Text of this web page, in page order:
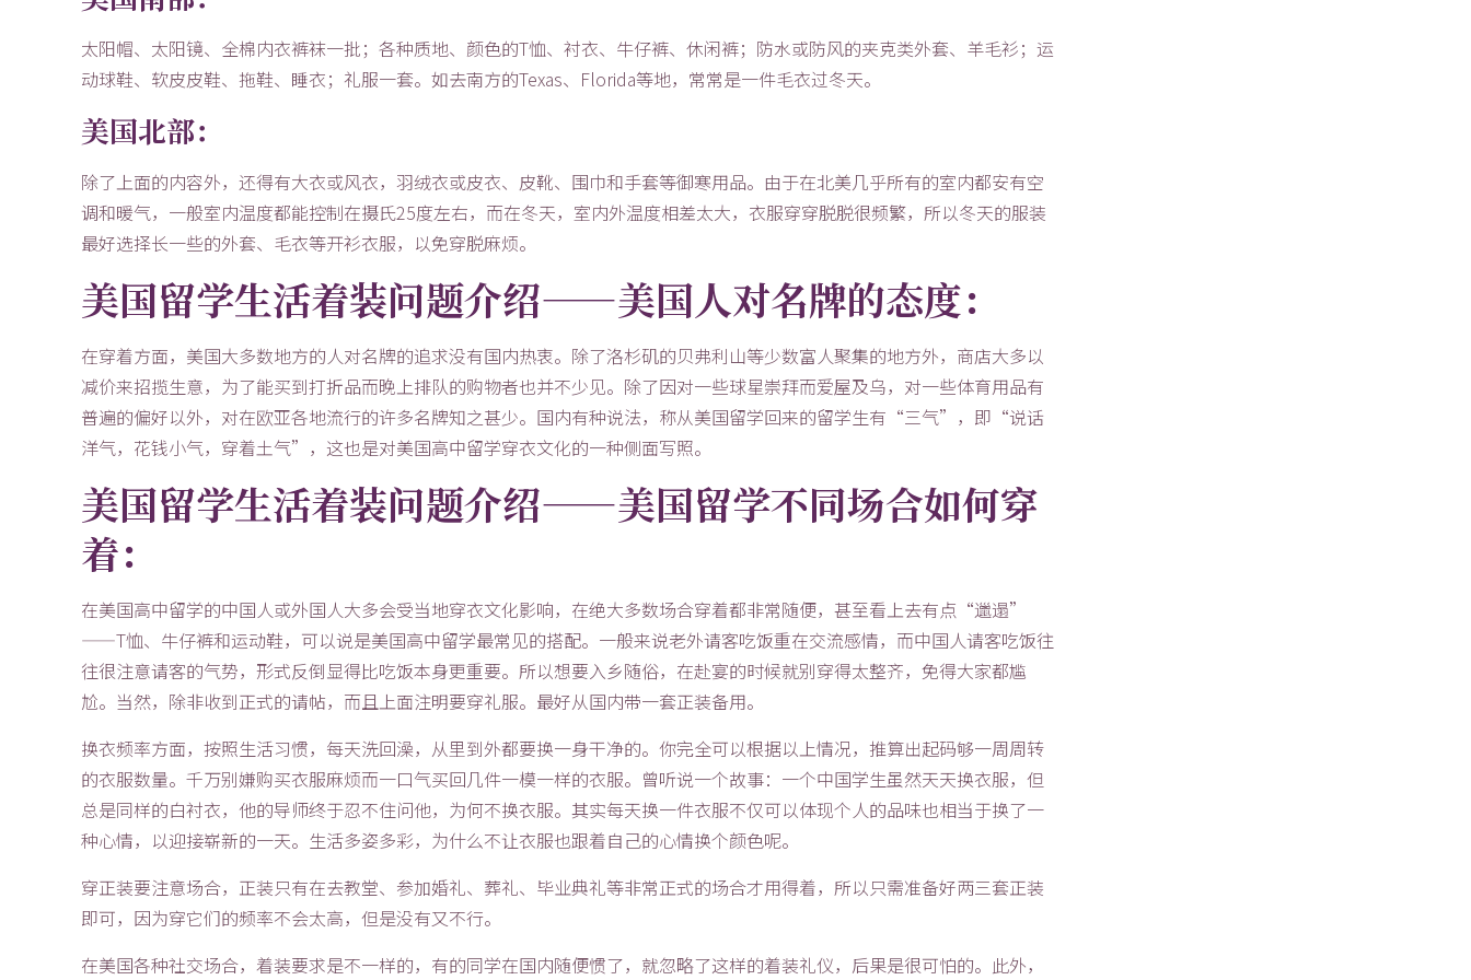
太阳帽、太阳镜、全棉内衣裤袜一批；各种质地、颜色的T恤、衬衣、牛仔裤、休闲裤；防水或防风的夹克类外套、羊毛衫；运
动球鞋、软皮皮鞋、拖鞋、睡衣；礼服一套。如去南方的Texas、Florida等地，常常是一件毛衣过冬天。
美国北部：
除了上面的内容外，还得有大衣或风衣，羽绒衣或皮衣、皮靴、围巾和手套等御寒用品。由于在北美几乎所有的室内都安有空
调和暖气，一般室内温度都能控制在摄氏25度左右，而在冬天，室内外温度相差太大，衣服穿穿脱脱很频繁，所以冬天的服装
最好选择长一些的外套、毛衣等开衫衣服，以免穿脱麻烦。
美国留学生活着装问题介绍——美国人对名牌的态度：
在穿着方面，美国大多数地方的人对名牌的追求没有国内热衷。除了洛杉矶的贝弗利山等少数富人聚集的地方外，商店大多以
减价来招揽生意，为了能买到打折品而晚上排队的购物者也并不少见。除了因对一些球星崇拜而爱屋及乌，对一些体育用品有
普遍的偏好以外，对在欧亚各地流行的许多名牌知之甚少。国内有种说法，称从美国留学回来的留学生有“三气”，即“说话
洋气，花钱小气，穿着土气”，这也是对美国高中留学穿衣文化的一种侧面写照。
美国留学生活着装问题介绍——美国留学不同场合如何穿
着：
在美国高中留学的中国人或外国人大多会受当地穿衣文化影响，在绝大多数场合穿着都非常随便，甚至看上去有点“邋遢”
——T恤、牛仔裤和运动鞋，可以说是美国高中留学最常见的搭配。一般来说老外请客吃饭重在交流感情，而中国人请客吃饭往
往很注意请客的气势，形式反倒显得比吃饭本身更重要。所以想要入乡随俗，在赴宴的时候就别穿得太整齐，免得大家都尴
尬。当然，除非收到正式的请帖，而且上面注明要穿礼服。最好从国内带一套正装备用。
换衣频率方面，按照生活习惯，每天洗回澡，从里到外都要换一身干净的。你完全可以根据以上情况，推算出起码够一周周转
的衣服数量。千万别嫌购买衣服麻烦而一口气买回几件一模一样的衣服。曾听说一个故事：一个中国学生虽然天天换衣服，但
总是同样的白衬衣，他的导师终于忍不住问他，为何不换衣服。其实每天换一件衣服不仅可以体现个人的品味也相当于换了一
种心情，以迎接崭新的一天。生活多姿多彩，为什么不让衣服也跟着自己的心情换个颜色呢。
穿正装要注意场合，正装只有在去教堂、参加婚礼、葬礼、毕业典礼等非常正式的场合才用得着，所以只需准备好两三套正装
即可，因为穿它们的频率不会太高，但是没有又不行。
在美国各种社交场合，着装要求是不一样的，有的同学在国内随便惯了，就忽略了这样的着装礼仪，后果是很可怕的。此外，